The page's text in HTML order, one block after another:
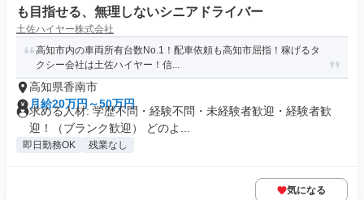
も目指せる、無理しないシニアドライバー
土佐ハイヤー株式会社
高知市内の車両所有台数No.1！配車依頼も高知市屈指！稼げるタ
クシー会社は土佐ハイヤー！信...
高知県香南市
月給20万円～50万円
求める人材: 学歴不問・経験不問・未経験者歓迎・経験者歓
迎！（ブランク歓迎） どのよ...
即日勤務OK 残業なし
気になる